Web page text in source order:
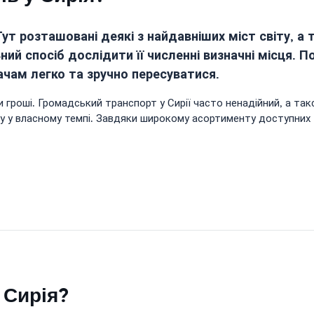
розташовані деякі з найдавніших міст світу,
спосіб дослідити її численні визначні місця.
легко та зручно пересуватися.
Громадський транспорт у Сирії часто ненадійний, а
власному темпі. Завдяки широкому асортименту